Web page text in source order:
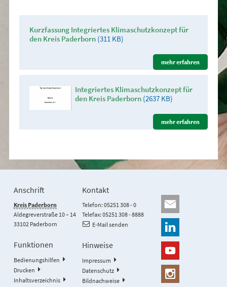
Kurzfassung Integriertes Klimaschutzkonzept für
den Kreis Paderborn (311 KB)
mehr erfahren
Integriertes Klimaschutzkonzept für
den Kreis Paderborn (2637 KB)
mehr erfahren
Anschrift
Kreis Paderborn
Aldegreverstraße 10 – 14
33102 Paderborn
Kontakt
Telefon: 05251 308 - 0
Telefax: 05251 308 - 8888
E-Mail senden
Funktionen
Bedienungshilfen
Drucken
Inhaltsverzeichnis
Hinweise
Impressum
Datenschutz
Bildnachweise